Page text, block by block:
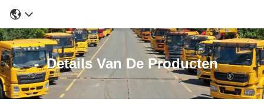
Details Van De Producten